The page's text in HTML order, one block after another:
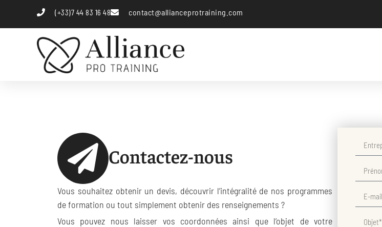
(+33)7 44 83 16 48 contact@allianceprotraining.com
Contactez-nous
Vous souhaitez obtenir un devis, découvrir l’intégralité de nos programmes
de formation ou tout simplement obtenir des renseignements ?
Vous pouvez nous laisser vos coordonnées ainsi que l’objet de votre